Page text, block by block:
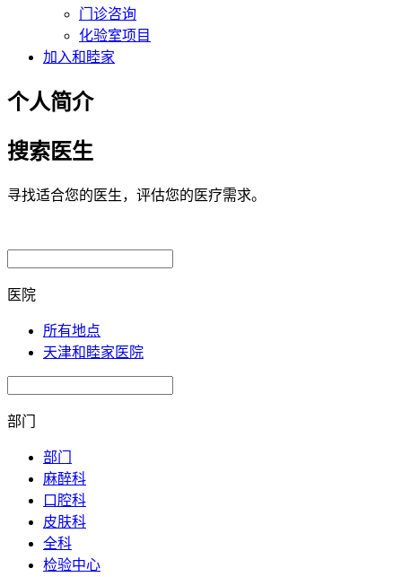
门诊咨询
化验室项目
加入和睦家
个人简介
搜索医生
寻找适合您的医生，评估您的医疗需求。
医院
所有地点
天津和睦家医院
部门
部门
麻醉科
口腔科
皮肤科
全科
检验中心